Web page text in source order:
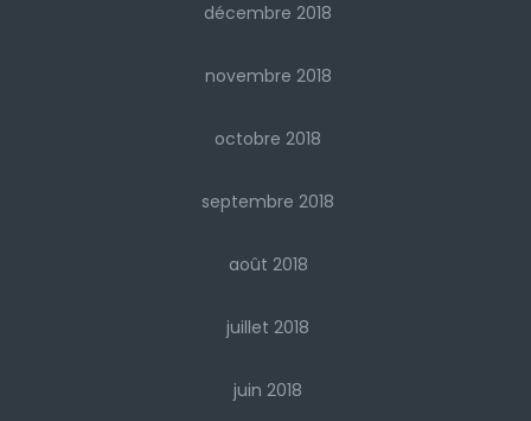
décembre 2018
novembre 2018
octobre 2018
septembre 2018
août 2018
juillet 2018
juin 2018